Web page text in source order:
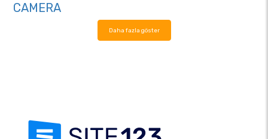
CAMERA
Daha fazla göster